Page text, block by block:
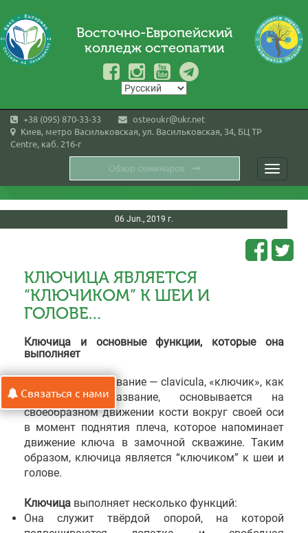
Восточно-Европейский
колледж остеопатии
+38 (095) 870-33-33
osteoukr@ukr.net
Киев, метро Васильковская, ул. Васильковская, 34, БЦ TP
Centre, каб. 216-г
Toggle
06 Jun., 2019 г.
КЛЮЧИЦА ЯВЛЯЕТСЯ
“КЛЮЧИКОМ” К ШЕИ И
ГОЛОВЕ…
Ключица и основные функции, которые она
выполняет
Латинское название — clavicula, «ключик», как
и русское название, основывается на
своеобразном движении кости вокруг своей оси
в момент поднятия плеча, которое напоминает
движение ключа в замочной скважине. Таким
образом, ключица является “ключиком” к шеи и
голове.
Ключица выполняет несколько функций:
Она служит твёрдой опорой, на которой
Связаться с нами